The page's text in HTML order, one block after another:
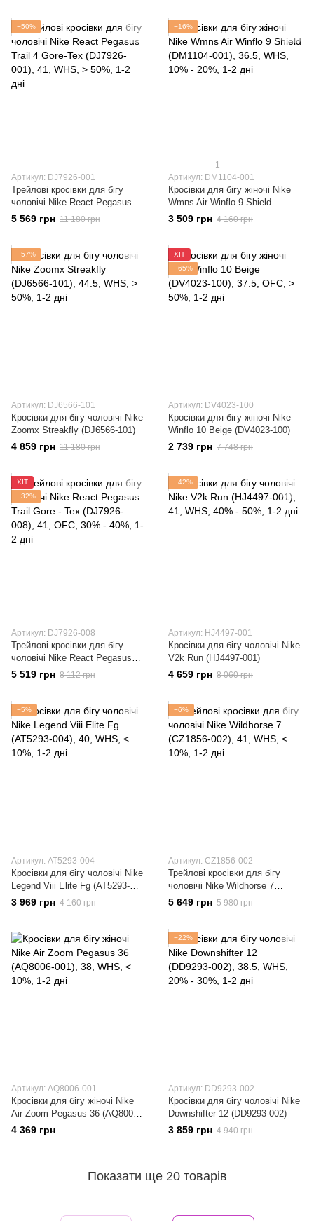
−50%
Артикул: DJ7926-001
Трейлові кросівки для бігу
чоловічі Nike React Pegasus
Trail 4 Gore-Tex (DJ7926-001)
5 569 грн 11 180 грн
−16%
1
Артикул: DM1104-001
Кросівки для бігу жіночі Nike
Wmns Air Winflo 9 Shield
(DM1104-001)
3 509 грн 4 160 грн
−57%
Артикул: DJ6566-101
Кросівки для бігу чоловічі Nike
Zoomx Streakfly (DJ6566-101)
4 859 грн 11 180 грн
ХІТ
−65%
Артикул: DV4023-100
Кросівки для бігу жіночі Nike
Winflo 10 Beige (DV4023-100)
2 739 грн 7 748 грн
ХІТ
−32%
Артикул: DJ7926-008
Трейлові кросівки для бігу
чоловічі Nike React Pegasus
Trail Gore - Tex (DJ7926-008)
5 519 грн 8 112 грн
−42%
Артикул: HJ4497-001
Кросівки для бігу чоловічі Nike
V2k Run (HJ4497-001)
4 659 грн 8 060 грн
−5%
Артикул: AT5293-004
Кросівки для бігу чоловічі Nike
Legend Viii Elite Fg (AT5293-
004)
3 969 грн 4 160 грн
−6%
Артикул: CZ1856-002
Трейлові кросівки для бігу
чоловічі Nike Wildhorse 7
(CZ1856-002)
5 649 грн 5 980 грн
Артикул: AQ8006-001
Кросівки для бігу жіночі Nike
Air Zoom Pegasus 36 (AQ8006-
001)
4 369 грн
−22%
Артикул: DD9293-002
Кросівки для бігу чоловічі Nike
Downshifter 12 (DD9293-002)
3 859 грн 4 940 грн
Показати ще 20 товарів